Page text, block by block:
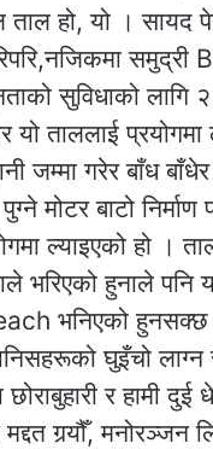
ताल हो, यो । सायद
समुद्री
सुविधाको लागि
यो ताललाई प्रयोगमा
जम्मा गरेर बाँध
मोटर बाटो निर्माण
ल्याइएको हो ।
भरिएको हुनाले पनि
भनिएको हुनसक्छ
घुइँचो
र हामी
गर्‍यौँ, मनोरञ्जन